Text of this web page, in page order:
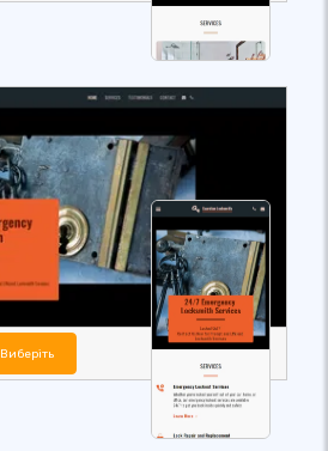
Виберіть